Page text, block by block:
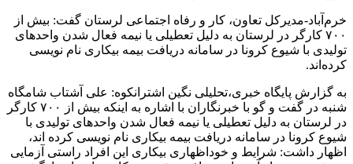
خرم‌آباد-مدیرکل تعاون، کار و رفاه اجتماعی لرستان گفت: بیش از
۷۰۰ کارگر در لرستان به دلیل تعطیلی یا نیمه فعال شدن واحدهای
تولیدی با شیوع کرونا در سامانه دریافت بیمه بیکاری نام نویسی
کرده‌اند.
به گزارش پایگاه خبری،تحلیلی نگین اشترانکوه: علی آشتاب شامگاه
شنبه در گفت و گو با خبرنگاران با اشاره به اینکه بیش از ۷۰۰ کارگر
در لرستان به دلیل تعطیلی یا نیمه فعال شدن واحدهای تولیدی با
شیوع کرونا در سامانه دریافت بیمه بیکاری نام نویسی کرده اند،
اظهار داشت: شرایط و خوداظهاری بیکاری این افراد راستی آزمایی